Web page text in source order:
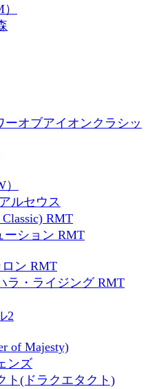
オブアイオンクラシッ
ルセウス
RMT
ーション RMT
ン RMT
ラ・ライジング RMT
2
of Majesty)
ンズ
ト(ドラクエタクト)